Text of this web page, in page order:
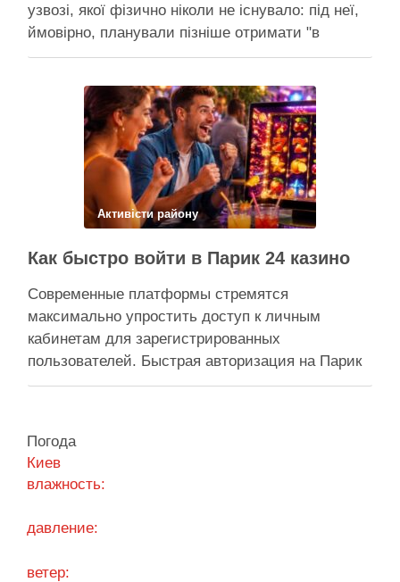
узвозі, якої фізично ніколи не існувало: під неї,
ймовірно, планували пізніше отримати "в
обслуговування" земельну ділянку Прокуратура
за допомогою якої ділки, ймовірно, планували
забудувати зелені схили Подільська окружна
прокуратура міста Києва подала до суду …
Поділитися у соцмережах:
Активісти району
Как быстро войти в Парик 24 казино
Современные платформы стремятся
максимально упростить доступ к личным
кабинетам для зарегистрированных
пользователей. Быстрая авторизация на Парик
24 казино позволяет клиентам мгновенно
система авторизации надежно защищает
персональные данные, сохраняя высокую
скорость обработки запросов при каждом входе.
Погода
Киев
влажность:
давление:
ветер: